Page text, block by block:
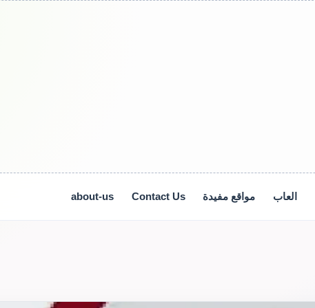
العاب مواقع مفيدة Contact Us
about-us